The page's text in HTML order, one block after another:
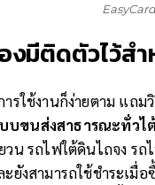
EasyCard
งมีติดตัวไว้สำ
รใช้งานก็ง่ายตาม แถ
บขนส่งสาธารณะทั่วไ
น รถไฟใต้ดินไถจง รถ
ยังสามารถใช้ชำระเมื่